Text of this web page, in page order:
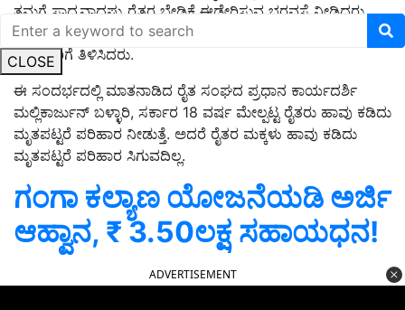
CLOSE
ತಮಗೆ ಸಾಧ್ಯವಾದಷ್ಟು ರೈತರ ಬೇಡಿಕೆ ಈಡೇರಿಸುವ ಭರವಸೆ ನೀಡಿದರು.
ಅಲ್ಲದೆ ಕೆಲವೊಂದು ಬೇಡಿಕೆಗಳ ಈಡೇರಿಕೆಗೆ ಬೆಂಗಳೂರಿಗೆ ಬರುವಂತೆ ರೈತ
ನಾಯಕರಿಗೆ ತಿಳಿಸಿದರು.
ಈ ಸಂದರ್ಭದಲ್ಲಿ ಮಾತನಾಡಿದ ರೈತ ಸಂಘದ ಪ್ರಧಾನ ಕಾರ್ಯದರ್ಶಿ
ಮಲ್ಲಿಕಾರ್ಜುನ್ ಬಳ್ಳಾರಿ, ಸರ್ಕಾರ 18 ವರ್ಷ ಮೇಲ್ಪಟ್ಟ ರೈತರು ಹಾವು ಕಡಿದು
ಮೃತಪಟ್ಟರೆ ಪರಿಹಾರ ನೀಡುತ್ತೆ. ಅದರೆ ರೈತರ ಮಕ್ಕಳು ಹಾವು ಕಡಿದು
ಮೃತಪಟ್ಟರೆ ಪರಿಹಾರ ಸಿಗುವದಿಲ್ಲ.
ಗಂಗಾ ಕಲ್ಯಾಣ ಯೋಜನೆಯಡಿ ಅರ್ಜಿ
ಆಹ್ವಾನ, ₹ 3.50ಲಕ್ಷ ಸಹಾಯಧನ!
ADVERTISEMENT